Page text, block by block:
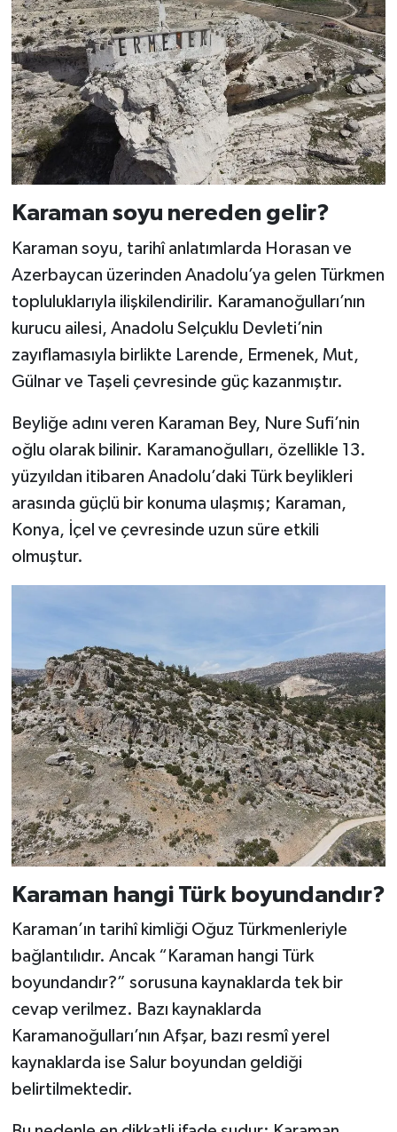
Karaman soyu nereden gelir?
Karaman soyu, tarihî anlatımlarda Horasan ve
Azerbaycan üzerinden Anadolu’ya gelen Türkmen
topluluklarıyla ilişkilendirilir. Karamanoğulları’nın
kurucu ailesi, Anadolu Selçuklu Devleti’nin
zayıflamasıyla birlikte Larende, Ermenek, Mut,
Gülnar ve Taşeli çevresinde güç kazanmıştır.
Beyliğe adını veren Karaman Bey, Nure Sufi’nin
oğlu olarak bilinir. Karamanoğulları, özellikle 13.
yüzyıldan itibaren Anadolu’daki Türk beylikleri
arasında güçlü bir konuma ulaşmış; Karaman,
Konya, İçel ve çevresinde uzun süre etkili
olmuştur.
Karaman hangi Türk boyundandır?
Karaman’ın tarihî kimliği Oğuz Türkmenleriyle
bağlantılıdır. Ancak “Karaman hangi Türk
boyundandır?” sorusuna kaynaklarda tek bir
cevap verilmez. Bazı kaynaklarda
Karamanoğulları’nın Afşar, bazı resmî yerel
kaynaklarda ise Salur boyundan geldiği
belirtilmektedir.